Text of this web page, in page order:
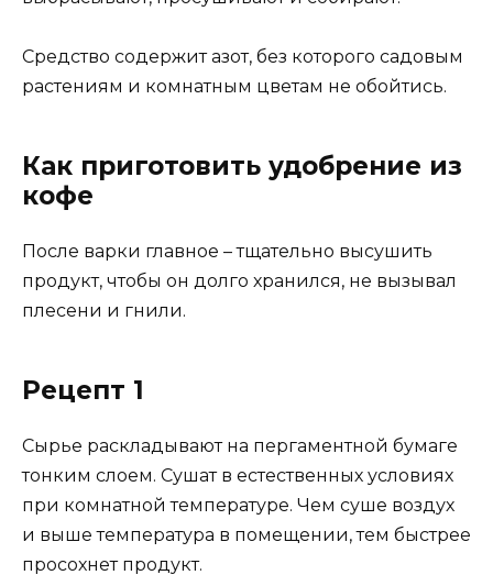
Cредство содержит азот, без которого садовым
растениям и комнатным цветам не обойтись.
Как приготовить удобрение из
кофе
После варки главное – тщательно высушить
продукт, чтобы он долго хранился, не вызывал
плесени и гнили.
Рецепт 1
Сырье раскладывают на пергаментной бумаге
тонким слоем. Сушат в естественных условиях
при комнатной температуре. Чем суше воздух
и выше температура в помещении, тем быстрее
просохнет продукт.